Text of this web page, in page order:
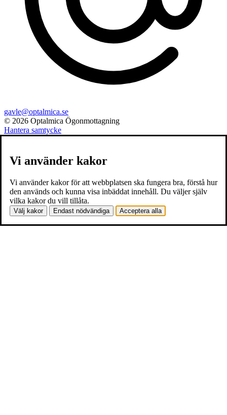
gavle@optalmica.se
© 2026 Optalmica Ögonmottagning
Hantera samtycke
Vi använder kakor
Vi använder kakor för att webbplatsen ska fungera bra, förstå hur
den används och kunna visa inbäddat innehåll. Du väljer själv
vilka kakor du vill tillåta.
Välj kakor Endast nödvändiga Acceptera alla